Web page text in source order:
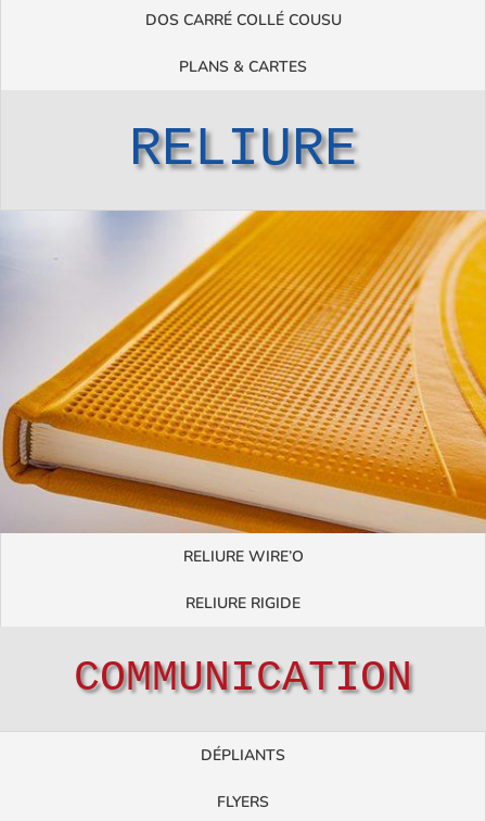
DOS CARRÉ COLLÉ COUSU
PLANS & CARTES
RELIURE
RELIURE WIRE’O
RELIURE RIGIDE
COMMUNICATION
DÉPLIANTS
FLYERS